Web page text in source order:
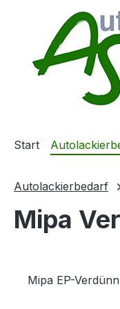
Hauptinhalt
Zur Suche springen
Zur
Start
Autolackierbedarf
Mipa
Mipa EP-